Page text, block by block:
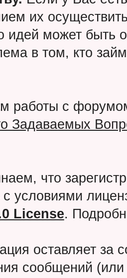
их
идей может быть
в том, кто
работы с
Задаваемых
что
с условиями
License.
оставляет за
сообщений